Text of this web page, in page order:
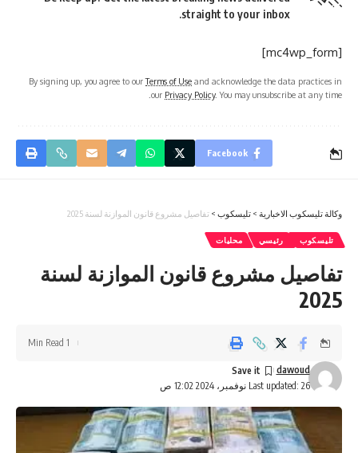
straight to your inbox.
[mc4wp_form]
By signing up, you agree to ourTerms of Use and acknowledge the data practices in
our Privacy Policy. You may unsubscribe at any time.
Facebook
وكالة تليسكوب الاخبارية > تليسكوب > تفاصيل مشروع قانون الموازنة لسنة 2025
تليسكوب رئيسي محليات
تفاصيل مشروع قانون الموازنة لسنة
2025
Last updated: 26 نوفمبر، 2024 12:02 ص
dawoud
1 Min Read